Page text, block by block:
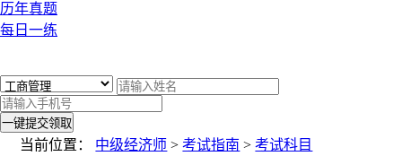
历年真题
每日一练
一键提交领取
当前位置： 中级经济师 >考试指南 >考试科目